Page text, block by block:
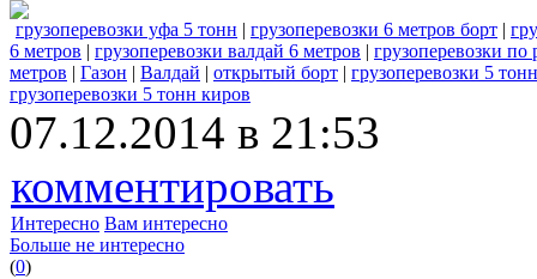
грузоперевозки уфа 5 тонн | грузоперевозки 6 метров борт |
6 метров | грузоперевозки валдай 6 метров | грузоперевозки по
метров | Газон | Валдай | открытый борт | грузоперевозки 5
грузоперевозки 5 тонн киров
07.12.2014 в 21:53
комментировать
Интересно Вам интересно
Больше не интересно
(0)